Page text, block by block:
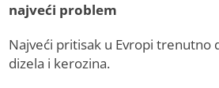
najveći problem
Najveći pritisak u Evropi trenutno
dizela i kerozina.